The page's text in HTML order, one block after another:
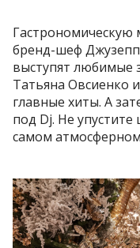
Гастрономическую
бренд-шеф
выступят любимые
Татьяна Овсиенко
главные хиты. А
под Dj. Не
самом